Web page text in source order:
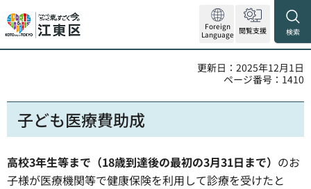
Foreign
Language 閲覧支援 検索
更新日：2025年12月1日
ページ番号：1410
子ども医療費助成
高校3年生等まで（18歳到達後の最初の3月31日まで） のお
子様が医療機関等で健康保険を利用して診療を受けたと